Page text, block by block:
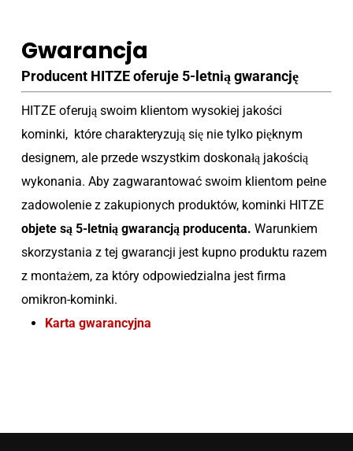
Gwarancja
Producent HITZE oferuje 5-letnią gwarancję
HITZE oferują swoim klientom wysokiej jakości
kominki, które charakteryzują się nie tylko pięknym
designem, ale przede wszystkim doskonałą jakością
wykonania. Aby zagwarantować swoim klientom pełne
zadowolenie z zakupionych produktów, kominki HITZE
objete są 5-letnią gwarancją producenta. Warunkiem
skorzystania z tej gwarancji jest kupno produktu razem
z montażem, za który odpowiedzialna jest firma
omikron-kominki.
Karta gwarancyjna